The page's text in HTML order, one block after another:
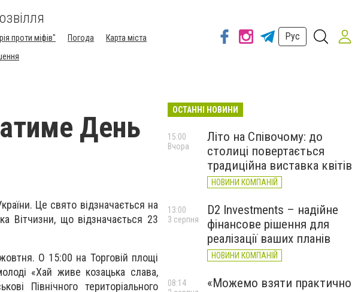
проти міфів" Погода
Карта міста
Рус
День
Це свято відзначається на
Вітчизни, що відзначається 23
О 15:00 на Торговій площі
«Хай живе козацька слава,
Північного територіального
ОСТАННІ НОВИНИ
Літо на Співочому: до
столиці повертається
традиційна виставка квітів
НОВИНИ КОМПАНІЙ
15:00
Вчора
D2 Investments – надійне
фінансове рішення для
реалізації ваших планів
НОВИНИ КОМПАНІЙ
13:00
3 серпня
«Можемо взяти практично
08:14